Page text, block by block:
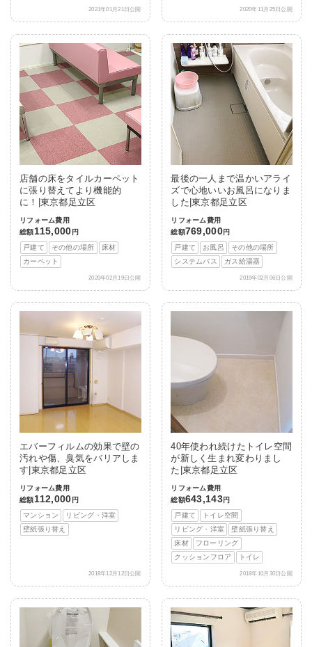
2021年01月21日公開 2020年11月25日公開
店舗の床をタイルカーペット
に張り替えてより機能的
に！|東京都足立区
リフォーム費用
総額115,000 円
戸建て
その他の場所
床材
カーペット
2020年02月19日公開
最後の一人まで温かいアライ
ズで心地いいお風呂になりま
した|東京都足立区
リフォーム費用
総額769,000円
戸建て
お風呂
その他の場所
システムバス
ガス給湯器
2019年02月06日公開
エバーフィルムの効果で壁の
汚れや傷、臭気をバリアしま
す|東京都足立区
リフォーム費用
総額112,000 円
マンション
リビング・洋室
壁紙張り替え
2018年12月12日公開
40年使われ続けたトイレ空間
が新しく生まれ変わりまし
た|東京都足立区
リフォーム費用
総額643,143円
戸建て
トイレ空間
リビング・洋室
壁紙張り替え
床材
フローリング
クッションフロア
トイレ
2018年10月30日公開